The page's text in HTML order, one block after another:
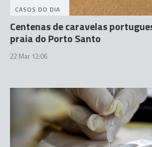
CASOS DO DIA
Centenas de caravelas
praia do Porto Santo
22 Mar 12:06